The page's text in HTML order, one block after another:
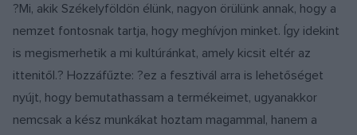
?Mi, akik Székelyföldön élünk, nagyon örülünk annak, hogy a
nemzet fontosnak tartja, hogy meghívjon minket. Így idekint
is megismerhetik a mi kultúránkat, amely kicsit eltér az
ittenitől.? Hozzáfűzte: ?ez a fesztivál arra is lehetőséget
nyújt, hogy bemutathassam a termékeimet, ugyanakkor
nemcsak a kész munkákat hoztam magammal, hanem a